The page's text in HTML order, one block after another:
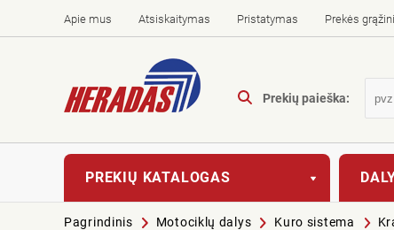
Apie mus Atsiskaitymas Pristatymas Prekės
Prekių paieška:
PREKIŲ KATALOGAS
Pagrindinis Motociklų dalys Kuro sistema